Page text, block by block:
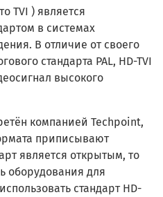
TVI ) является
в системах
В отличие от своего
стандарта PAL, HD-TVI
высокого
компанией Techpoint,
приписывают
является открытым, то
оборудования для
стандарт HD-